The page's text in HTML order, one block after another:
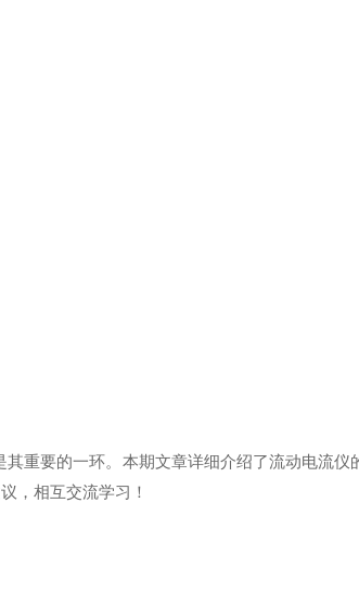
重要的一环。本期文章详细介绍了流动电流
，相互交流学习！